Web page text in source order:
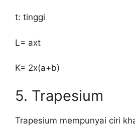
t: tinggi
L= axt
K= 2x(a+b)
5. Trapesium
Trapesium mempunyai ciri